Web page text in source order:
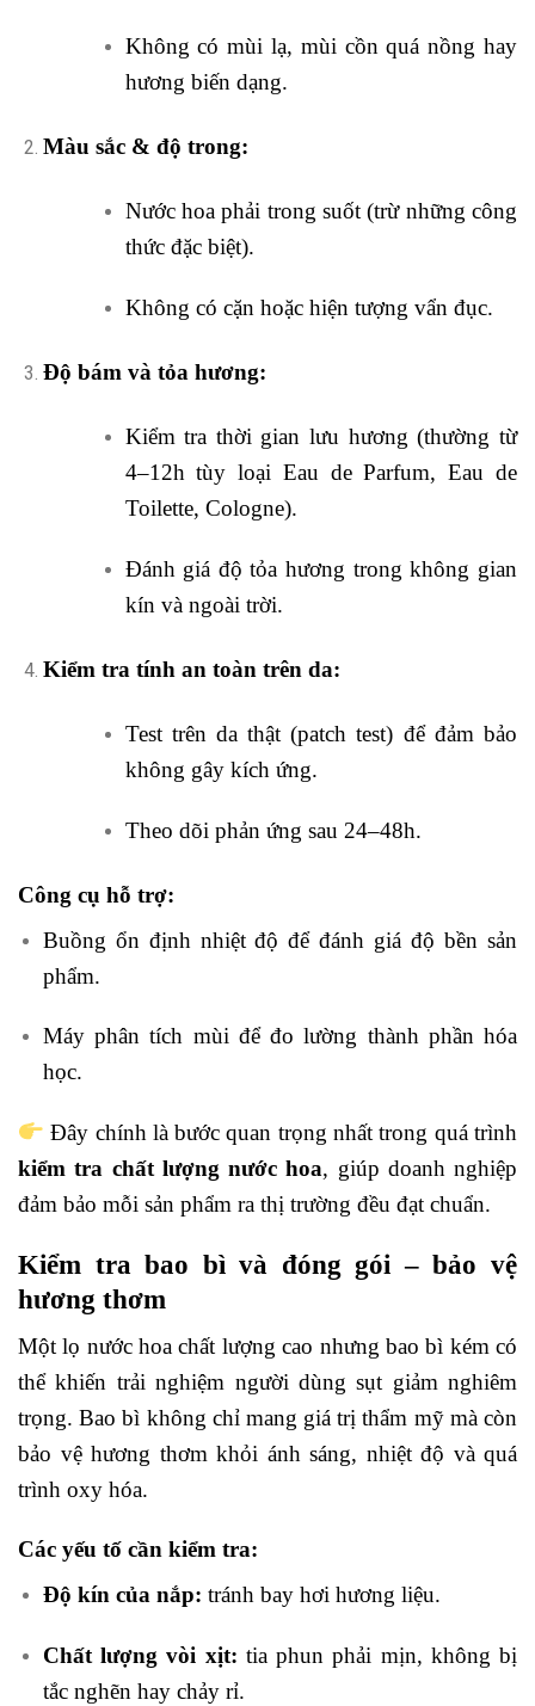
Không có mùi lạ, mùi cồn quá nồng hay
hương biến dạng.
Màu sắc & độ trong:
Nước hoa phải trong suốt (trừ những công
thức đặc biệt).
Không có cặn hoặc hiện tượng vẩn đục.
Độ bám và tỏa hương:
Kiểm tra thời gian lưu hương (thường từ
4–12h tùy loại Eau de Parfum, Eau de
Toilette, Cologne).
Đánh giá độ tỏa hương trong không gian
kín và ngoài trời.
Kiểm tra tính an toàn trên da:
Test trên da thật (patch test) để đảm bảo
không gây kích ứng.
Theo dõi phản ứng sau 24–48h.
Công cụ hỗ trợ:
Buồng ổn định nhiệt độ để đánh giá độ bền sản
phẩm.
Máy phân tích mùi để đo lường thành phần hóa
học.
Đây chính là bước quan trọng nhất trong quá trình
kiểm tra chất lượng nước hoa, giúp doanh nghiệp
đảm bảo mỗi sản phẩm ra thị trường đều đạt chuẩn.
Kiểm tra bao bì và đóng gói – bảo vệ
hương thơm
Một lọ nước hoa chất lượng cao nhưng bao bì kém có
thể khiến trải nghiệm người dùng sụt giảm nghiêm
trọng. Bao bì không chỉ mang giá trị thẩm mỹ mà còn
bảo vệ hương thơm khỏi ánh sáng, nhiệt độ và quá
trình oxy hóa.
Các yếu tố cần kiểm tra:
Độ kín của nắp: tránh bay hơi hương liệu.
Chất lượng vòi xịt: tia phun phải mịn, không bị
tắc nghẽn hay chảy rỉ.